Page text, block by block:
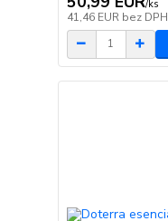
/ks
41,46 EUR bez DPH